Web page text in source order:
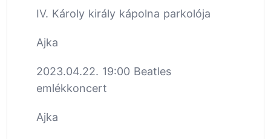
IV. Károly király kápolna parkolója
Ajka
2023.04.22. 19:00 Beatles
emlékkoncert
Ajka